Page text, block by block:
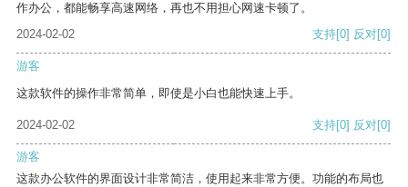
作办公，都能畅享高速网络，再也不用担心网速卡顿了。
2024-02-02
支持[0] 反对[0]
游客
这款软件的操作非常简单，即使是小白也能快速上手。
2024-02-02 支持[0] 反对[0]
游客
这款办公软件的界面设计非常简洁，使用起来非常方便。功能的布局也